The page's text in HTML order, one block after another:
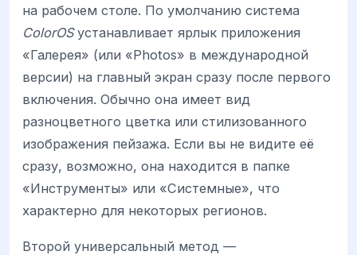
на рабочем столе. По умолчанию система
ColorOSустанавливает ярлык приложения
«Галерея» (или «Photos» в международной
версии) на главный экран сразу после первого
включения. Обычно она имеет вид
разноцветного цветка или стилизованного
изображения пейзажа. Если вы не видите её
сразу, возможно, она находится в папке
«Инструменты» или «Системные», что
характерно для некоторых регионов.
Второй универсальный метод —